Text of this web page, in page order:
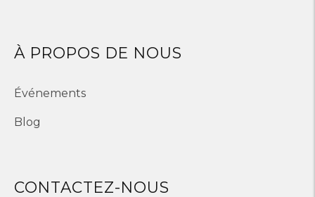
À PROPOS DE NOUS
Événements
Blog
CONTACTEZ-NOUS